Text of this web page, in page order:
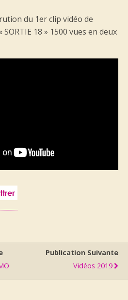
du 1er clip vidéo de
18 » 1500 vues en deux
Publication Suivante
Vidéos 2019